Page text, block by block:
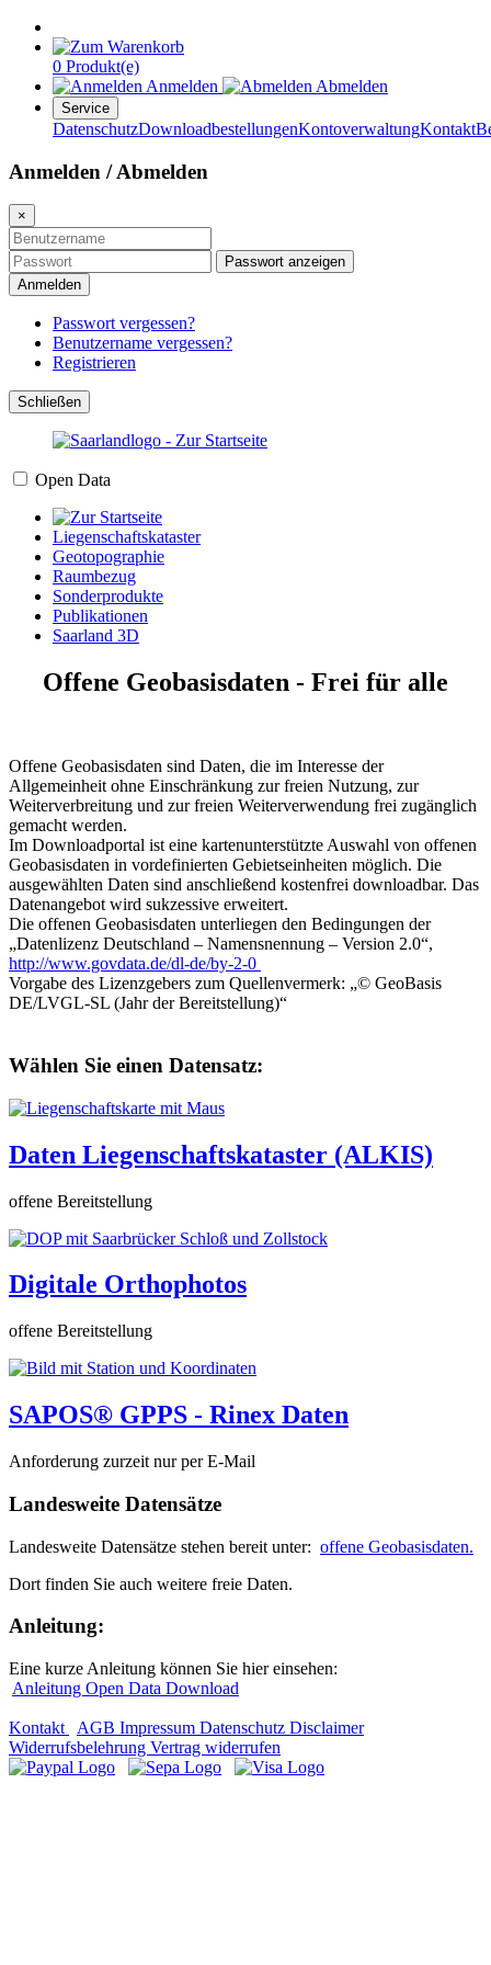
0 Produkt(e)
Anmelden
Abmelden
Service
DatenschutzDownloadbestellungenKontoverwaltungKontakt
Anmelden / Abmelden
×
Passwort anzeigen
Anmelden
Passwort vergessen?
Benutzername vergessen?
Registrieren
Schließen
Open Data
Liegenschaftskataster
Geotopographie
Raumbezug
Sonderprodukte
Publikationen
Saarland 3D
Offene Geobasisdaten - Frei für alle
Offene Geobasisdaten sind Daten, die im Interesse der
Allgemeinheit ohne Einschränkung zur freien Nutzung, zur
Weiterverbreitung und zur freien Weiterverwendung frei zugänglich
gemacht werden.
Im Downloadportal ist eine kartenunterstützte Auswahl von offenen
Geobasisdaten in vordefinierten Gebietseinheiten möglich. Die
ausgewählten Daten sind anschließend kostenfrei downloadbar. Das
Datenangebot wird sukzessive erweitert.
Die offenen Geobasisdaten unterliegen den Bedingungen der
„Datenlizenz Deutschland – Namensnennung – Version 2.0“,
http://www.govdata.de/dl-de/by-2-0
Vorgabe des Lizenzgebers zum Quellenvermerk: „© GeoBasis
DE/LVGL-SL (Jahr der Bereitstellung)“
Wählen Sie einen Datensatz:
Daten Liegenschaftskataster (ALKIS)
offene Bereitstellung
Digitale Orthophotos
offene Bereitstellung
SAPOS® GPPS - Rinex Daten
Anforderung zurzeit nur per E-Mail
Landesweite Datensätze
Landesweite Datensätze stehen bereit unter: offene Geobasisdaten.
Dort finden Sie auch weitere freie Daten.
Anleitung:
Eine kurze Anleitung können Sie hier einsehen:
Anleitung Open Data Download
Kontakt AGB Impressum Datenschutz Disclaimer
Widerrufsbelehrung Vertrag widerrufen